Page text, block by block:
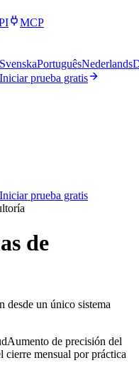
MCP
SvenskaPortuguêsNederlands
Iniciar prueba gratis
Iniciar prueba gratis
de
desde un único sistema
Aumento de precisión del
cierre mensual por práctica